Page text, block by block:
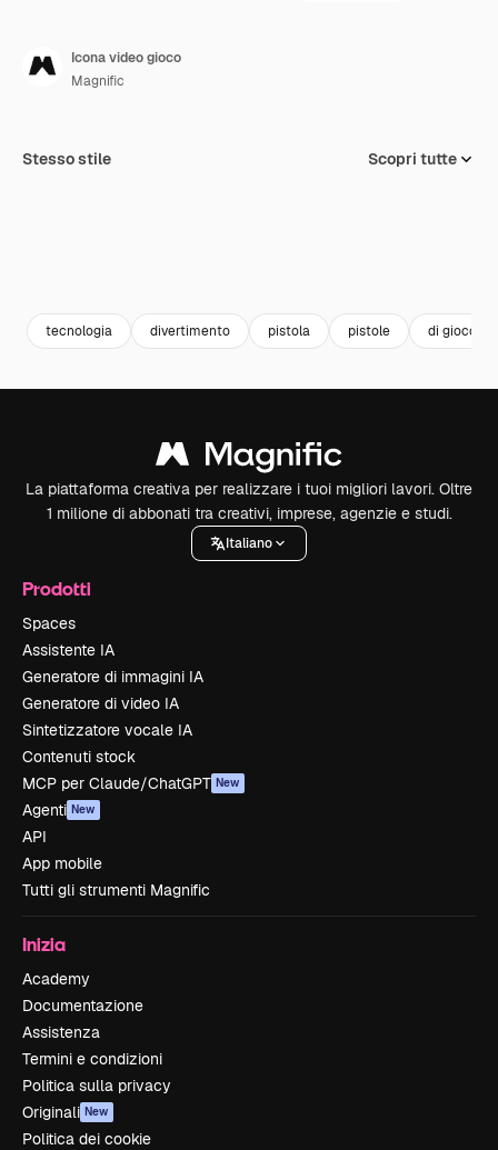
Icona video gioco
Magnific
Stesso stile Scopri tutte
tecnologia divertimento pistola pistole di gioco
La piattaforma creativa per realizzare i tuoi migliori lavori. Oltre
1 milione di abbonati tra creativi, imprese, agenzie e studi.
Italiano
Prodotti
Spaces
Assistente IA
Generatore di immagini IA
Generatore di video IA
Sintetizzatore vocale IA
Contenuti stock
MCP per Claude/ChatGPT New
Agenti New
API
App mobile
Tutti gli strumenti Magnific
Inizia
Academy
Documentazione
Assistenza
Termini e condizioni
Politica sulla privacy
Originali New
Politica dei cookie